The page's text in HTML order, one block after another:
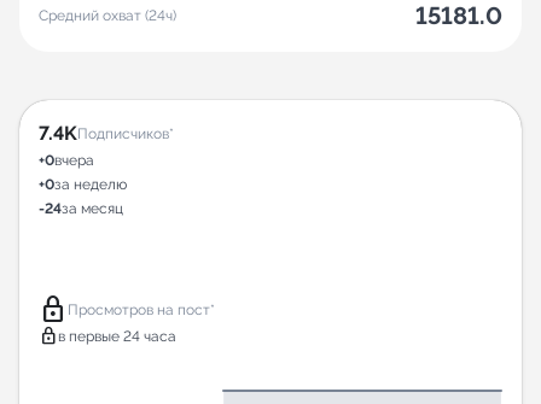
Средний охват (24ч) 15181.0
7.4KПодписчиков*
+0вчера
+0за неделю
-24за месяц
lock Просмотров на пост*
lock в первые 24 часа